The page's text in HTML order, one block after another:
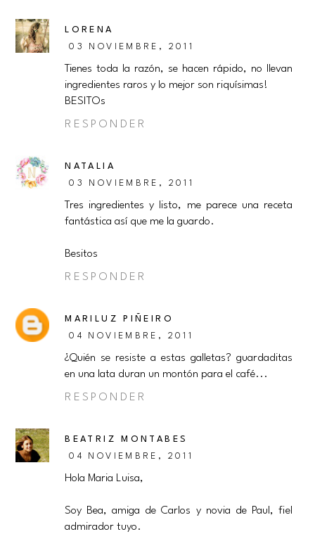
LORENA
03 NOVIEMBRE, 2011
Tienes toda la razón, se hacen rápido, no llevan
ingredientes raros y lo mejor son riquísimas!
BESITOs
RESPONDER
NATALIA
03 NOVIEMBRE, 2011
Tres ingredientes y listo, me parece una receta
fantástica así que me la guardo.
Besitos
RESPONDER
MARILUZ PIÑEIRO
04 NOVIEMBRE, 2011
¿Quién se resiste a estas galletas? guardaditas
en una lata duran un montón para el café...
RESPONDER
BEATRIZ MONTABES
04 NOVIEMBRE, 2011
Hola Maria Luisa,
Soy Bea, amiga de Carlos y novia de Paul, fiel
admirador tuyo.